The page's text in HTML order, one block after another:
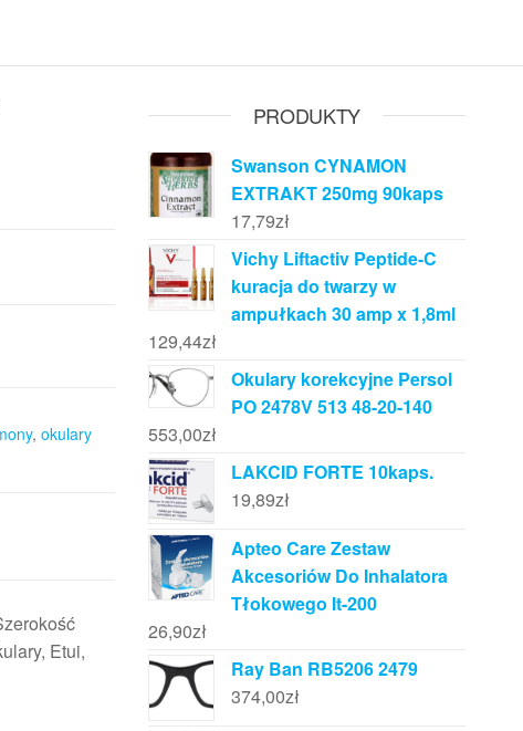
, okulary
Etui,
PRODUKTY
Swanson CYNAMON
EXTRAKT 250mg 90kaps
17,79zł
Vichy Liftactiv Peptide-C
kuracja do twarzy w
ampułkach 30 amp x 1,8ml
129,44zł
Okulary korekcyjne Persol
PO 2478V 513 48-20-140
553,00zł
LAKCID FORTE 10kaps.
19,89zł
Apteo Care Zestaw
Akcesoriów Do Inhalatora
Tłokowego It-200
26,90zł
Ray Ban RB5206 2479
374,00zł